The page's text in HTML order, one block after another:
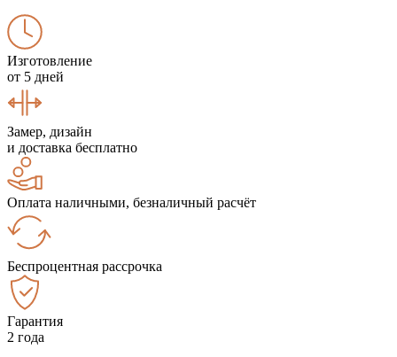
Изготовление
от 5 дней
Замер, дизайн
и доставка бесплатно
Оплата наличными, безналичный расчёт
Беспроцентная рассрочка
Гарантия
2 года